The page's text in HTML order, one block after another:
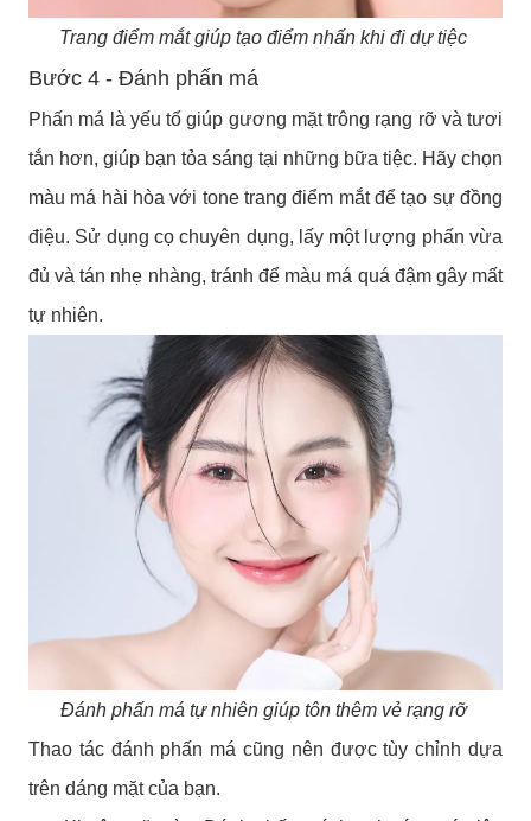
Trang điểm mắt giúp tạo điểm nhấn khi đi dự tiệc
Bước 4 - Đánh phấn má
Phấn má là yếu tố giúp gương mặt trông rạng rỡ và tươi
tắn hơn, giúp bạn tỏa sáng tại những bữa tiệc. Hãy chọn
màu má hài hòa với tone trang điểm mắt để tạo sự đồng
điệu. Sử dụng cọ chuyên dụng, lấy một lượng phấn vừa
đủ và tán nhẹ nhàng, tránh để màu má quá đậm gây mất
tự nhiên.
Đánh phấn má tự nhiên giúp tôn thêm vẻ rạng rỡ
Thao tác đánh phấn má cũng nên được tùy chỉnh dựa
trên dáng mặt của bạn.